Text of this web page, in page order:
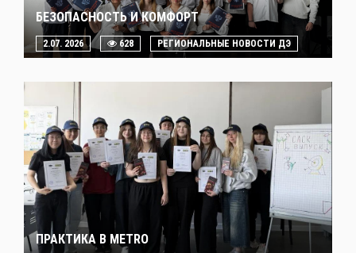
БЕЗОПАСНОСТЬ И КОМФОРТ
2.07. 2026 628 РЕГИОНАЛЬНЫЕ НОВОСТИ ДЭ
ПРАКТИКА В METRO